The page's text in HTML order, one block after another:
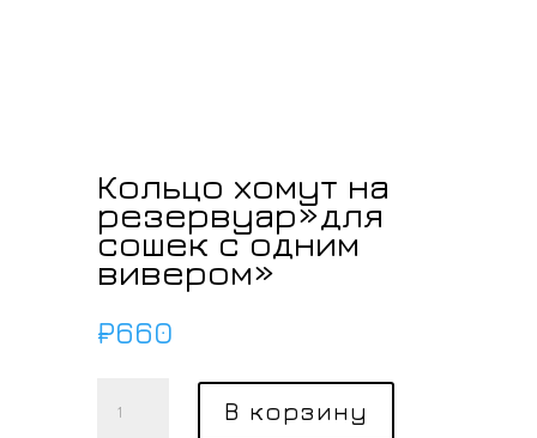
Кольцо хомут на
резервуар»для
сошек с одним
вивером»
₽660
Количество
товара
В корзину